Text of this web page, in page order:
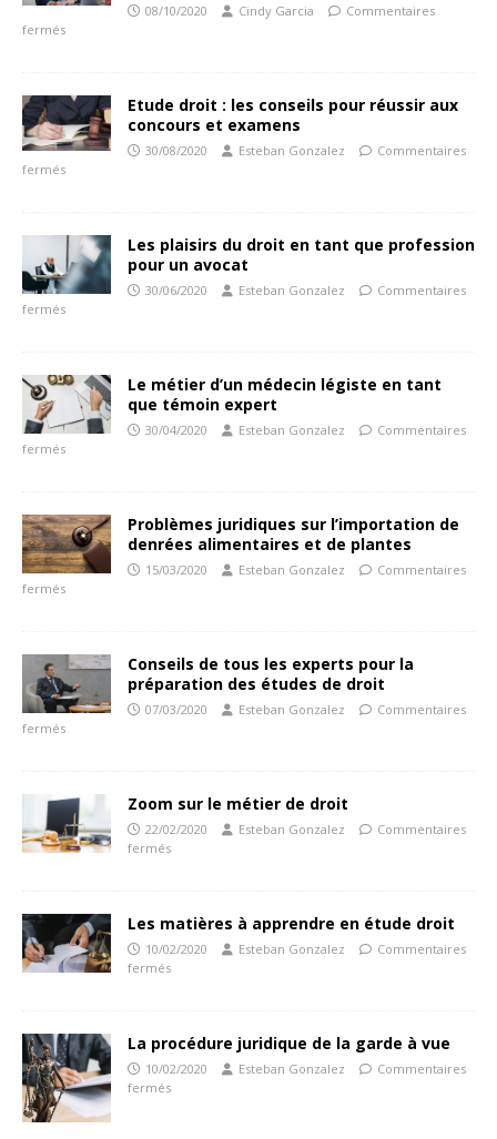
08/10/2020 Cindy Garcia
Commentaires
fermés
Etude droit : les conseils pour réussir aux
concours et examens
30/08/2020 Esteban Gonzalez
Commentaires
fermés
Les plaisirs du droit en tant que profession
pour un avocat
30/06/2020 Esteban Gonzalez
Commentaires
fermés
Le métier d’un médecin légiste en tant
que témoin expert
30/04/2020 Esteban Gonzalez
Commentaires
fermés
Problèmes juridiques sur l’importation de
denrées alimentaires et de plantes
15/03/2020 Esteban Gonzalez
Commentaires
fermés
Conseils de tous les experts pour la
préparation des études de droit
07/03/2020 Esteban Gonzalez
Commentaires
fermés
Zoom sur le métier de droit
22/02/2020 Esteban Gonzalez
Commentaires
fermés
Les matières à apprendre en étude droit
10/02/2020 Esteban Gonzalez
Commentaires
fermés
La procédure juridique de la garde à vue
10/02/2020 Esteban Gonzalez
Commentaires
fermés